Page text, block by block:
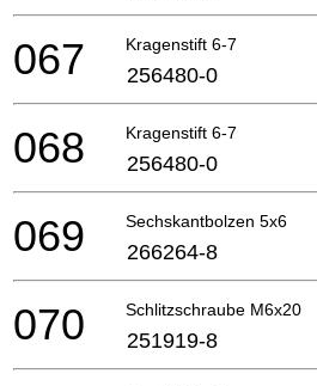
Kragenstift 6-7
067 256480-0
Kragenstift 6-7
068 256480-0
Sechskantbolzen 5x6
069 266264-8
Schlitzschraube M6x20
070 251919-8